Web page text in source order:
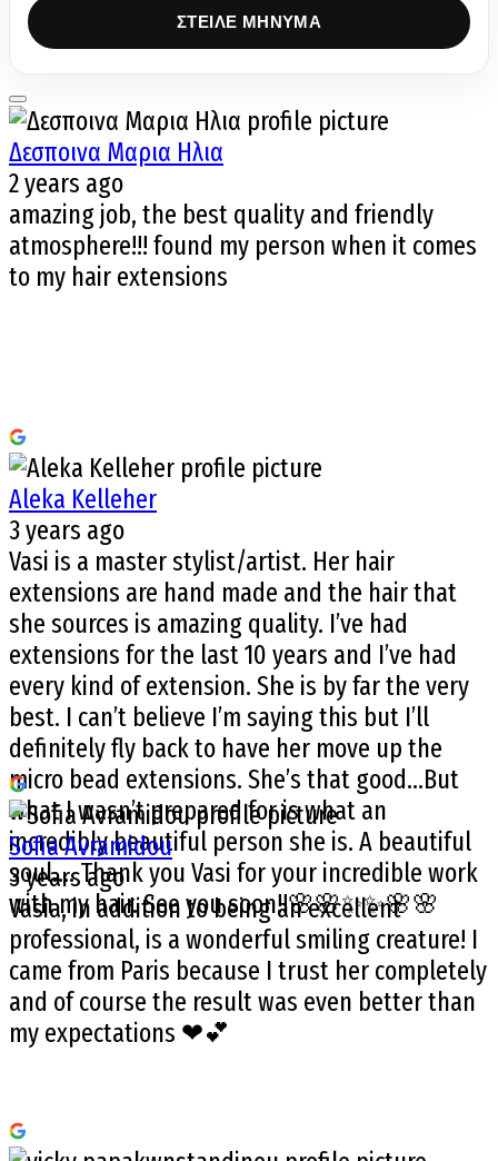
Δεσποινα Μαρια Ηλια
2 years ago
amazing job, the best quality and friendly
atmosphere!!! found my person when it comes
to my hair extensions
Aleka Kelleher
3 years ago
Vasi is a master stylist/artist. Her hair
extensions are hand made and the hair that
she sources is amazing quality. I’ve had
extensions for the last 10 years and I’ve had
every kind of extension. She is by far the very
best. I can’t believe I’m saying this but I’ll
definitely fly back to have her move up the
micro bead extensions. She’s that good…But
what I wasn’t prepared for is what an
incredibly beautiful person she is. A beautiful
soul…. Thank you Vasi for your incredible work
with my hair. See you soon!!🌸🌸✨✨🌸🌸
Sofia Avramidou
3 years ago
Vasia, in addition to being an excellent
professional, is a wonderful smiling creature! I
came from Paris because I trust her completely
and of course the result was even better than
my expectations ❤💕